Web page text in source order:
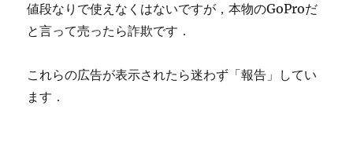
値段なりで使えなくはないですが，本物のGoProだ
と言って売ったら詐欺です．
これらの広告が表示されたら迷わず「報告」してい
ます．